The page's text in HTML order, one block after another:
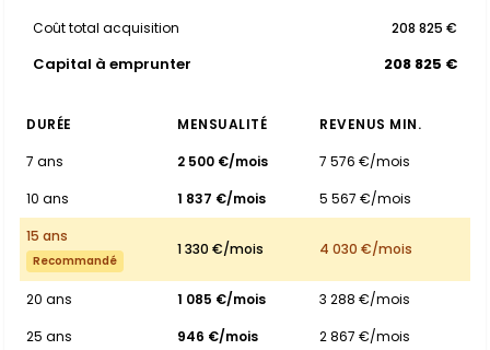
Coût total acquisition 208 825 €
Capital à emprunter 208 825 €
DURÉE MENSUALITÉ
REVENUS MIN.
7 ans
2 500 €/mois
7 576 €/mois
10 ans
1 837 €/mois
5 567 €/mois
15 ans
Recommandé
1 330 €/mois 4 030 €/mois
20 ans 1 085 €/mois
3 288 €/mois
25 ans
946 €/mois 2 867 €/mois